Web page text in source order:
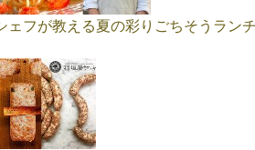
ェフが教える夏の彩りごちそうランチ